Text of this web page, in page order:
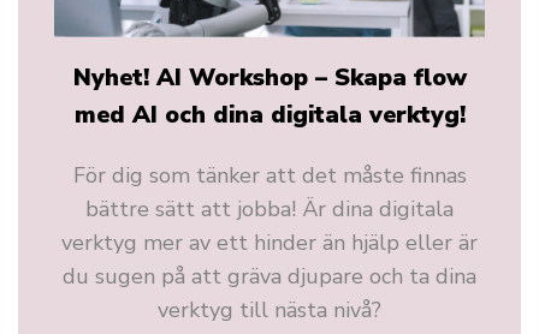
Nyhet! AI Workshop – Skapa flow
med AI och dina digitala verktyg!
För dig som tänker att det måste finnas
bättre sätt att jobba! Är dina digitala
verktyg mer av ett hinder än hjälp eller är
du sugen på att gräva djupare och ta dina
verktyg till nästa nivå?